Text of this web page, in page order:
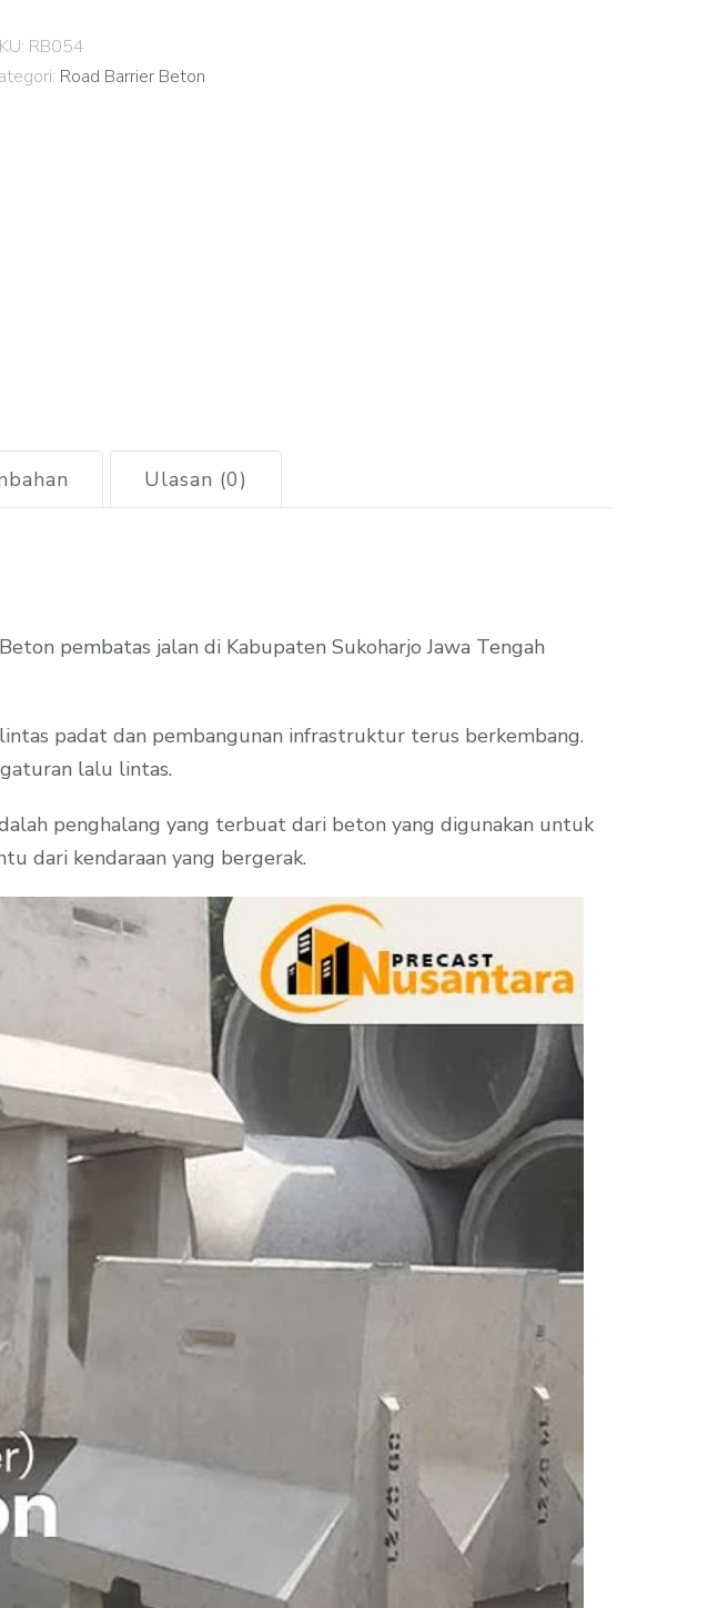
RB054
Road Barrier Beton
Ulasan (0)
pembatas jalan di Kabupaten Sukoharjo Jawa Tengah
padat dan pembangunan infrastruktur terus berkembang.
lalu lintas.
penghalang yang terbuat dari beton yang digunakan untuk
dari kendaraan yang bergerak.